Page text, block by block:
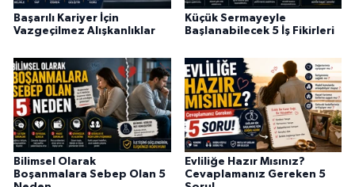
Başarılı Kariyer İçin
Vazgeçilmez Alışkanlıklar
Küçük Sermayeyle
Başlanabilecek 5 İş Fikirleri
Bilimsel Olarak
Boşanmalara Sebep Olan 5
Evliliğe Hazır Mısınız?
Cevaplamanız Gereken 5